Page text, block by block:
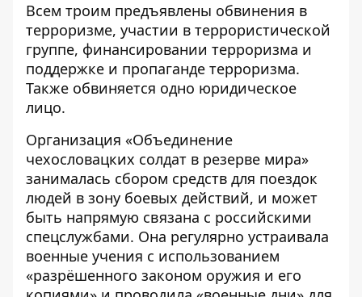
Всем троим предъявлены обвинения в
терроризме, участии в террористической
группе, финансировании терроризма и
поддержке и пропаганде терроризма.
Также обвиняется одно юридическое
лицо.
Организация «Объединение
чехословацких солдат в резерве мира»
занималась сбором средств для поездок
людей в зону боевых действий, и может
быть напрямую связана с российскими
спецслужбами. Она регулярно устраивала
военные учения с использованием
«разрёшенного законом оружия и его